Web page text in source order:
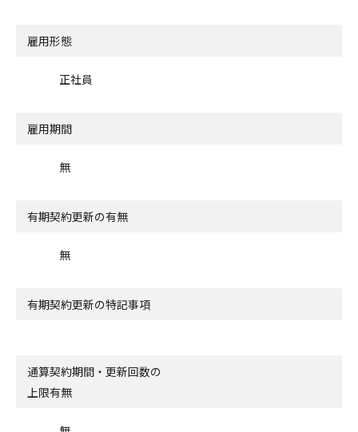
雇用形態
正社員
雇用期間
無
有期契約更新の有無
無
有期契約更新の特記事項
通算契約期間・更新回数の
上限有無